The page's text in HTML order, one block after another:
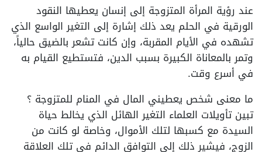
عند رؤية المرأة المتزوجة إلى إنسان يعطيها النقود
الورقية في الحلم يعد ذلك إشارة إلى التغير الواسع الذي
تشهده في الأيام المقربة، وإن كانت تشعر بالضيق حالياً،
وتمر بالمعاناة الكبيرة بسبب الدين، فتستطيع القيام به
في أسرع وقت.
ما معنى شخص يعطيني المال في المنام للمتزوجة ؟
تبين تأويلات العلماء التغير الهائل الذي يخالط حياة
السيدة مع كسبها لتلك الأموال، وخاصة لو كانت من
الزوج، فيشير ذلك إلى التوافق الدائم في تلك العلاقة